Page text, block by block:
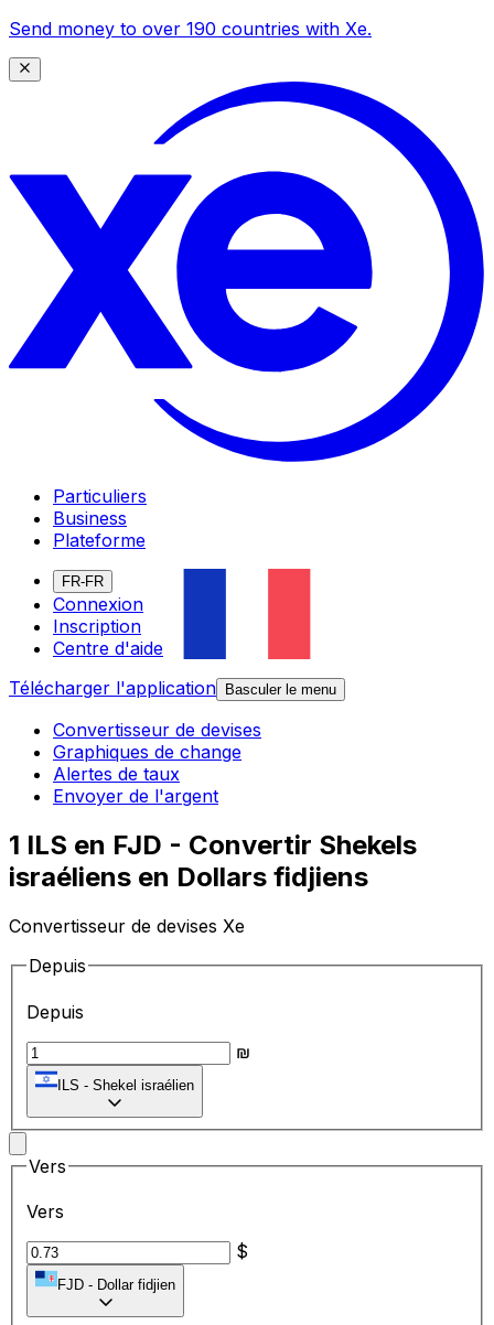
Send money to over 190 countries with Xe.
Particuliers
Business
Plateforme
FR-FR
Connexion
Inscription
Centre d'aide
Télécharger l'application
Basculer le menu
Convertisseur de devises
Graphiques de change
Alertes de taux
Envoyer de l'argent
1 ILS en FJD - Convertir Shekels
israéliens en Dollars fidjiens
Convertisseur de devises Xe
Depuis
Depuis
₪
ILS - Shekel israélien
Vers
Vers
$
FJD - Dollar fidjien